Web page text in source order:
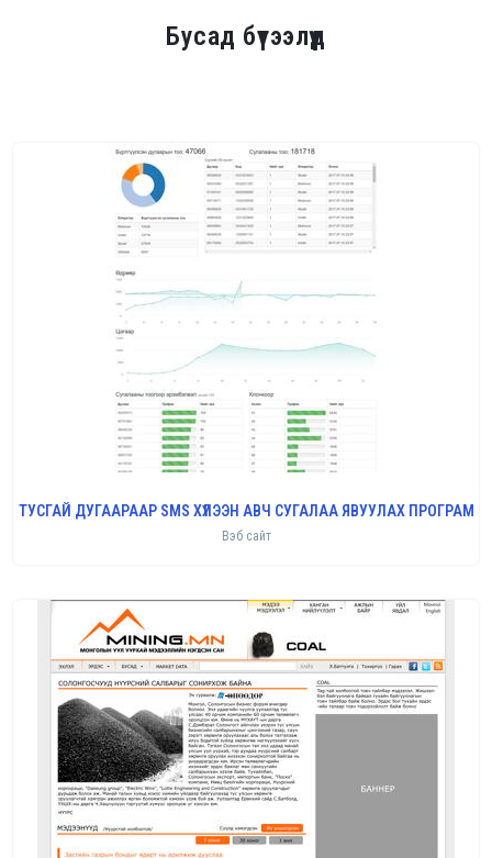
Бусад бүтээлүүд
ТУСГАЙ ДУГААРААР SMS ХҮЛЭЭН АВЧ СУГАЛАА ЯВУУЛАХ ПРОГРАМ
Вэб сайт